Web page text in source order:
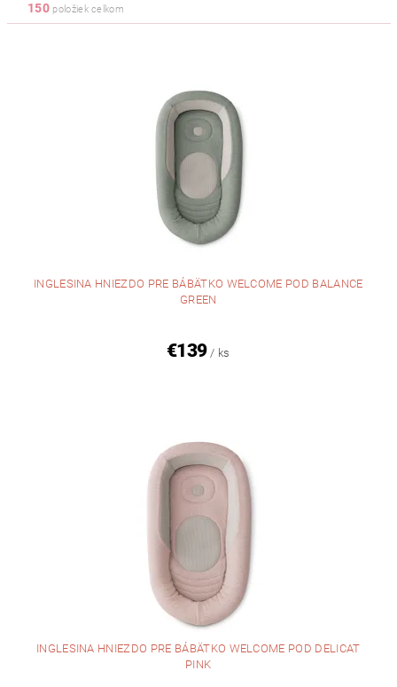
150položiek celkom
INGLESINA HNIEZDO PRE BÁBÄTKO WELCOME POD BALANCE
GREEN
€139 / ks
INGLESINA HNIEZDO PRE BÁBÄTKO WELCOME POD DELICAT
PINK